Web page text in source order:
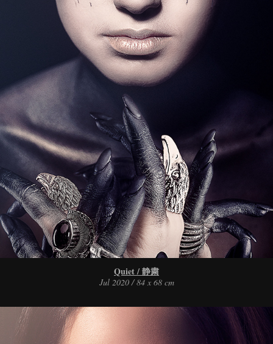
Quiet / 静粛
Jul 2020 / 84 x 68 cm